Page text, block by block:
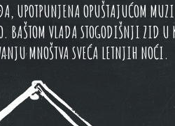
UPOTPUNJENA OPUŠTAJUĆOM
BAŠTOM VLADA STOGODIŠNJI ZID U
MNOŠTVA SVEĆA LETNJIH NOĆI.